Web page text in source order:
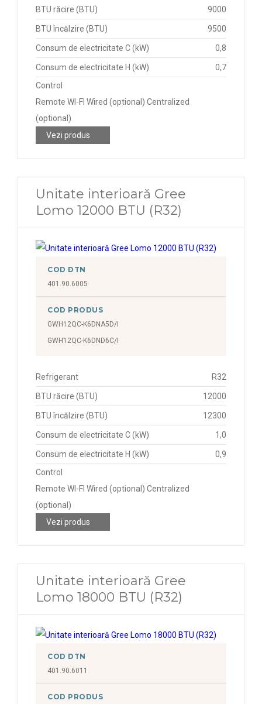
BTU răcire (BTU) 9000
BTU încălzire (BTU) 9500
Consum de electricitate C (kW) 0,8
Consum de electricitate H (kW)
0,7
Control
Remote WI-FI Wired (optional) Centralized
(optional)
Vezi produs
Unitate interioară Gree
Lomo 12000 BTU (R32)
COD DTN
401.90.6005
COD PRODUS
GWH12QC-K6DNA5D/I
GWH12QC-K6DND6C/I
Refrigerant R32
BTU răcire (BTU) 12000
BTU încălzire (BTU) 12300
Consum de electricitate C (kW) 1,0
Consum de electricitate H (kW)
0,9
Control
Remote WI-FI Wired (optional) Centralized
(optional)
Vezi produs
Unitate interioară Gree
Lomo 18000 BTU (R32)
COD DTN
401.90.6011
COD PRODUS